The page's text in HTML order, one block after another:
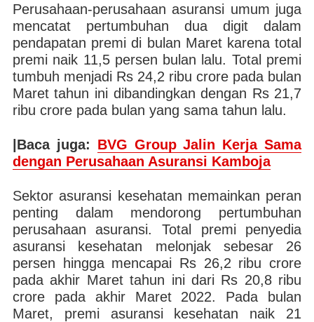
Perusahaan-perusahaan asuransi umum juga
mencatat pertumbuhan dua digit dalam
pendapatan premi di bulan Maret karena total
premi naik 11,5 persen bulan lalu. Total premi
tumbuh menjadi Rs 24,2 ribu crore pada bulan
Maret tahun ini dibandingkan dengan Rs 21,7
ribu crore pada bulan yang sama tahun lalu.
|Baca juga: BVG Group Jalin Kerja Sama
dengan Perusahaan Asuransi Kamboja
Sektor asuransi kesehatan memainkan peran
penting dalam mendorong pertumbuhan
perusahaan asuransi. Total premi penyedia
asuransi kesehatan melonjak sebesar 26
persen hingga mencapai Rs 26,2 ribu crore
pada akhir Maret tahun ini dari Rs 20,8 ribu
crore pada akhir Maret 2022. Pada bulan
Maret, premi asuransi kesehatan naik 21